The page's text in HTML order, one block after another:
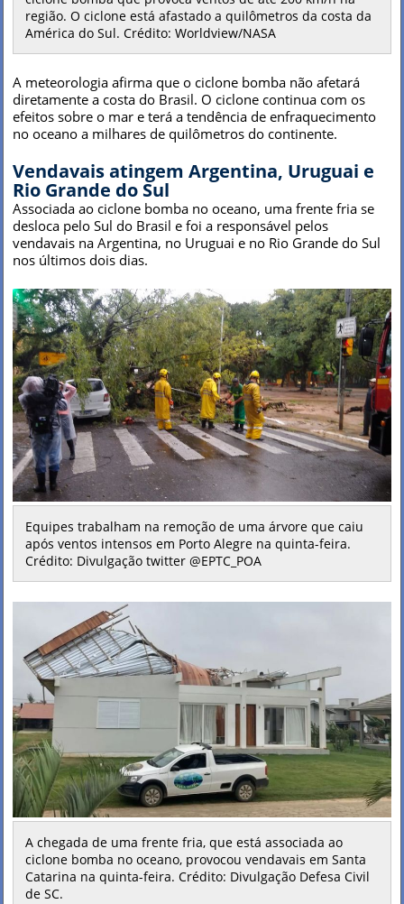
região. O ciclone está afastado a quilômetros da costa da
América do Sul. Crédito: Worldview/NASA
A meteorologia afirma que o ciclone bomba não afetará
diretamente a costa do Brasil. O ciclone continua com os
efeitos sobre o mar e terá a tendência de enfraquecimento
no oceano a milhares de quilômetros do continente.
Vendavais atingem Argentina, Uruguai e
Rio Grande do Sul
Associada ao ciclone bomba no oceano, uma frente fria se
desloca pelo Sul do Brasil e foi a responsável pelos
vendavais na Argentina, no Uruguai e no Rio Grande do Sul
nos últimos dois dias.
Equipes trabalham na remoção de uma árvore que caiu
após ventos intensos em Porto Alegre na quinta-feira.
Crédito: Divulgação twitter @EPTC_POA
A chegada de uma frente fria, que está associada ao
ciclone bomba no oceano, provocou vendavais em Santa
Catarina na quinta-feira. Crédito: Divulgação Defesa Civil
de SC.